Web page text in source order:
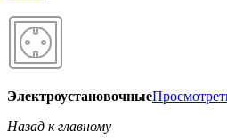
Электроустановочные
Назад к главному